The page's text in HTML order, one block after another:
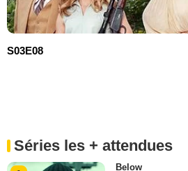
S03E08
Séries les + attendues
Below